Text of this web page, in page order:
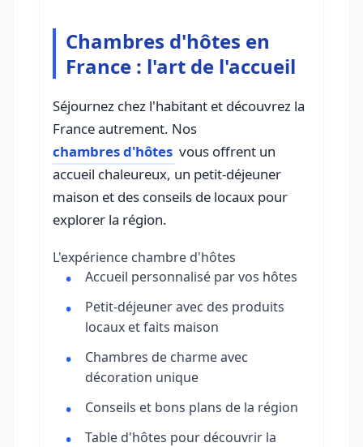
Chambres d'hôtes en
France : l'art de l'accueil
Séjournez chez l'habitant et découvrez la
France autrement. Nos
chambres d'hôtes vous offrent un
accueil chaleureux, un petit-déjeuner
maison et des conseils de locaux pour
explorer la région.
L'expérience chambre d'hôtes
Accueil personnalisé par vos hôtes
Petit-déjeuner avec des produits
locaux et faits maison
Chambres de charme avec
décoration unique
Conseils et bons plans de la région
Table d'hôtes pour découvrir la